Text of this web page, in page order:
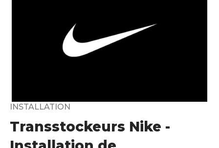
INSTALLATION
Transstockeurs Nike -